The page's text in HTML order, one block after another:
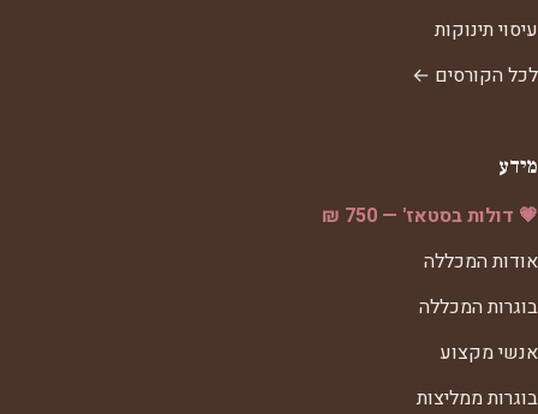
עיסוי תינוקות
לכל הקורסים ←
מידע
💗 דולות בסטאז' — 750 ₪
אודות המכללה
בוגרות המכללה
אנשי מקצוע
בוגרות ממליצות